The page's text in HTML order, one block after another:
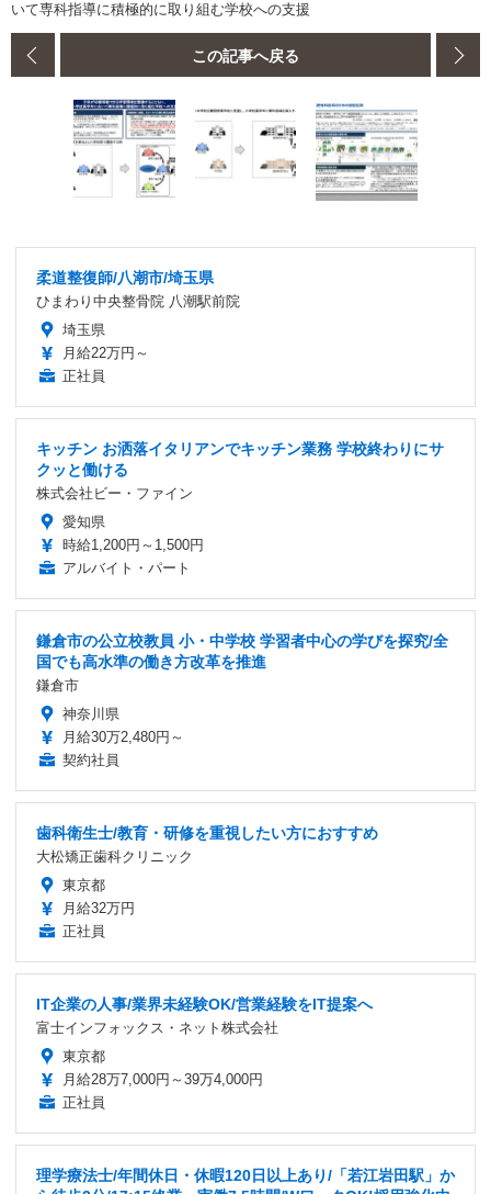
いて専科指導に積極的に取り組む学校への支援
この記事へ戻る
柔道整復師/八潮市/埼玉県
ひまわり中央整骨院 八潮駅前院
埼玉県
月給22万円～
正社員
キッチン お洒落イタリアンでキッチン業務 学校終わりにサ
クッと働ける
株式会社ビー・ファイン
愛知県
時給1,200円～1,500円
アルバイト・パート
鎌倉市の公立校教員 小・中学校 学習者中心の学びを探究/全
国でも高水準の働き方改革を推進
鎌倉市
神奈川県
月給30万2,480円～
契約社員
歯科衛生士/教育・研修を重視したい方におすすめ
大松矯正歯科クリニック
東京都
月給32万円
正社員
IT企業の人事/業界未経験OK/営業経験をIT提案へ
富士インフォックス・ネット株式会社
東京都
月給28万7,000円～39万4,000円
正社員
理学療法士/年間休日・休暇120日以上あり/「若江岩田駅」か